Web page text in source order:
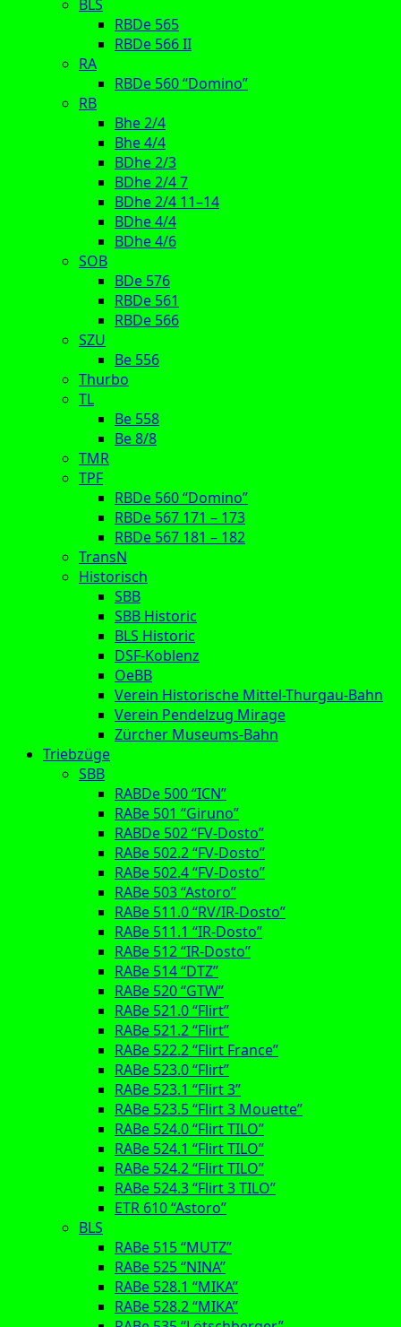
BLS
RBDe 565
RBDe 566 II
RA
RBDe 560 “Domino”
RB
Bhe 2/4
Bhe 4/4
BDhe 2/3
BDhe 2/4 7
BDhe 2/4 11–14
BDhe 4/4
BDhe 4/6
SOB
BDe 576
RBDe 561
RBDe 566
SZU
Be 556
Thurbo
TL
Be 558
Be 8/8
TMR
TPF
RBDe 560 “Domino”
RBDe 567 171 – 173
RBDe 567 181 – 182
TransN
Historisch
SBB
SBB Historic
BLS Historic
DSF-Koblenz
OeBB
Verein Historische Mittel-Thurgau-Bahn
Verein Pendelzug Mirage
Zürcher Museums-Bahn
Triebzüge
SBB
RABDe 500 “ICN”
RABe 501 “Giruno”
RABDe 502 “FV-Dosto”
RABe 502.2 “FV-Dosto”
RABe 502.4 “FV-Dosto”
RABe 503 “Astoro”
RABe 511.0 “RV/IR-Dosto”
RABe 511.1 “IR-Dosto”
RABe 512 “IR-Dosto”
RABe 514 “DTZ”
RABe 520 “GTW”
RABe 521.0 “Flirt”
RABe 521.2 “Flirt”
RABe 522.2 “Flirt France”
RABe 523.0 “Flirt”
RABe 523.1 “Flirt 3”
RABe 523.5 “Flirt 3 Mouette”
RABe 524.0 “Flirt TILO”
RABe 524.1 “Flirt TILO”
RABe 524.2 “Flirt TILO”
RABe 524.3 “Flirt 3 TILO”
ETR 610 “Astoro”
BLS
RABe 515 “MUTZ”
RABe 525 “NINA”
RABe 528.1 “MIKA”
RABe 528.2 “MIKA”